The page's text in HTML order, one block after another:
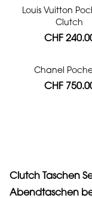
Louis Vuitton
Clutch
CHF
Chanel
CHF
Clutch Taschen
Abendtaschen